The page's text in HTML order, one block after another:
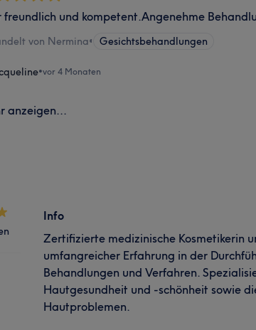
freundlich und kompetent.Angenehme
von Nermina• Gesichtsbehandlungen
•vor 4 Monaten
anzeigen...
Info
Zertifizierte medizinische Kosmetikerin
umfangreicher Erfahrung in der
Behandlungen und Verfahren.
Hautgesundheit und -schönheit sowie
Hautproblemen.